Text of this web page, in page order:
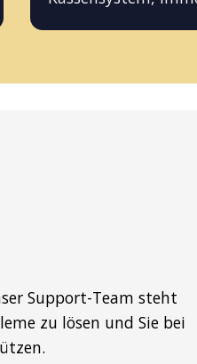
Support-Team steht
zu lösen und Sie bei